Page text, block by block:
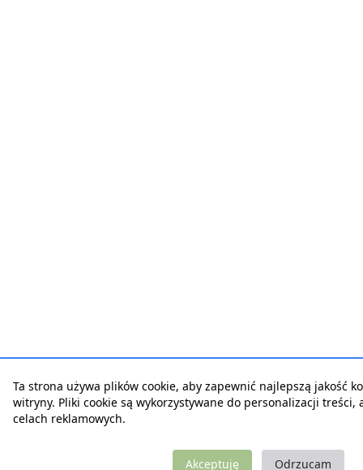
Ta strona używa plików cookie, aby zapewnić najlepszą jakość
witryny. Pliki cookie są wykorzystywane do personalizacji treści,
celach reklamowych.
Akceptuję Odrzucam